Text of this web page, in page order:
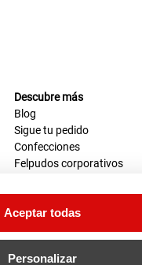
Aceptar todas
Personalizar
Descubre más
Blog
Sigue tu pedido
Confecciones
Felpudos corporativos